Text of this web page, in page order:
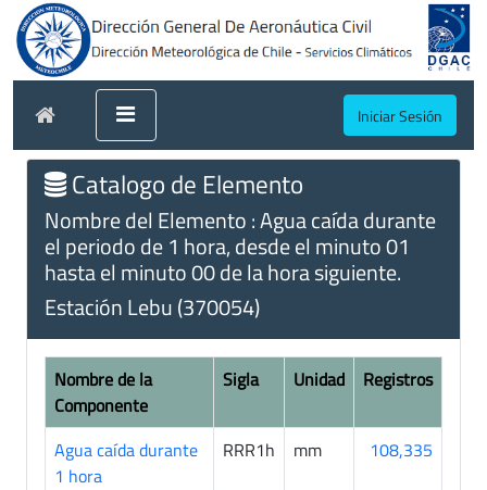
Iniciar Sesión
Catalogo de Elemento
Nombre del Elemento : Agua caída durante
el periodo de 1 hora, desde el minuto 01
hasta el minuto 00 de la hora siguiente.
Estación Lebu (370054)
Nombre de la
Componente
Sigla Unidad Registros
Agua caída durante
1 hora
RRR1h mm 108,335